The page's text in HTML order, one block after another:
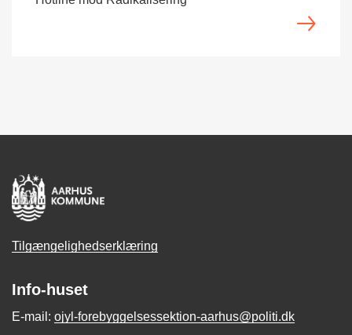
Tilgængelighedserklæring
Info-huset
E-mail: ojyl-forebyggelsessektion-aarhus@politi.dk